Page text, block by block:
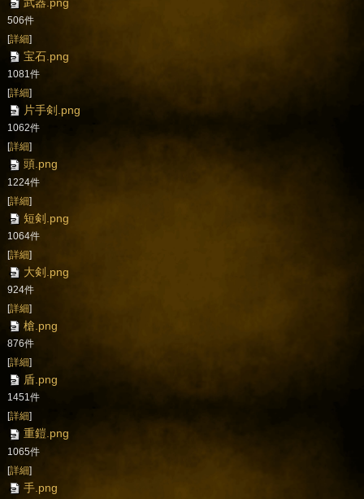
506件
[詳細]
宝石.png
1081件
[詳細]
片手剣.png
1062件
詳細
頭.png
1224件
[詳細]
短剣.png
1064件
[詳細]
大剣.png
924件
[詳細]
槍.png
876件
[詳細]
盾.png
1451件
詳細
重鎧.png
1065件
[詳細]
手.png